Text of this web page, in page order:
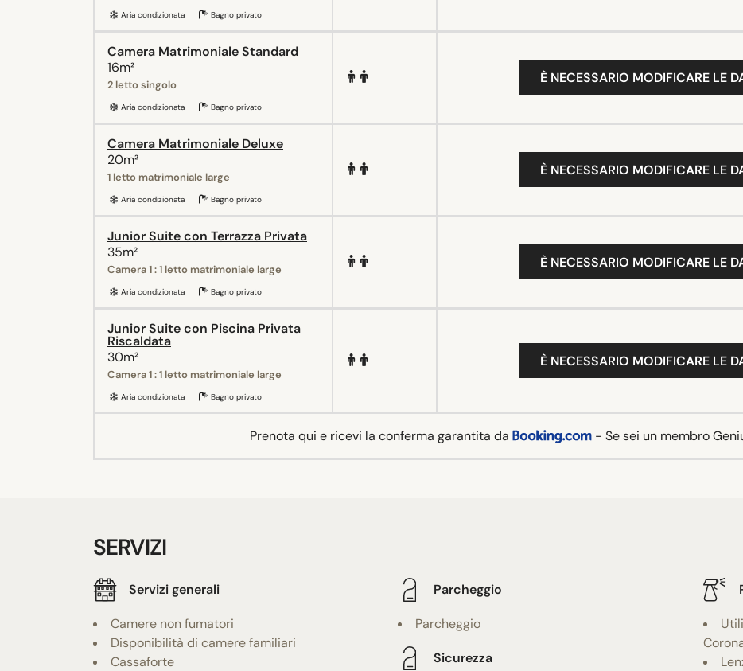
Aria condizionata Bagno privato
Camera Matrimoniale Standard
16m²
2 letto singolo
Aria condizionata Bagno privato
È NECESSARIO MODIFICARE LE
Camera Matrimoniale Deluxe
20m²
1 letto matrimoniale large
Aria condizionata Bagno privato
È NECESSARIO MODIFICARE LE
Junior Suite con Terrazza Privata
35m²
Camera 1 : 1 letto matrimoniale large
Aria condizionata Bagno privato
È NECESSARIO MODIFICARE LE
Junior Suite con Piscina Privata
Riscaldata
30m²
Camera 1 : 1 letto matrimoniale large
Aria condizionata Bagno privato
È NECESSARIO MODIFICARE LE
Prenota qui e ricevi la conferma garantita da - Se sei un membro
SERVIZI
Servizi generali
Camere non fumatori
Disponibilità di camere familiari
Cassaforte
Parcheggio
Parcheggio
Sicurezza